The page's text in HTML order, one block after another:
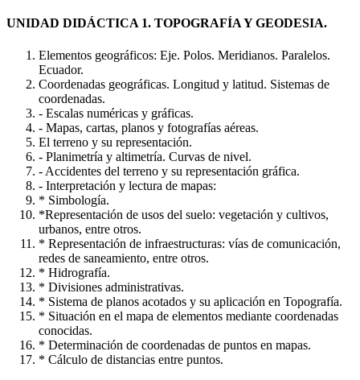
UNIDAD DIDÁCTICA 1. TOPOGRAFÍA Y GEODESIA.
Elementos geográficos: Eje. Polos. Meridianos. Paralelos.
Ecuador.
Coordenadas geográficas. Longitud y latitud. Sistemas de
coordenadas.
- Escalas numéricas y gráficas.
- Mapas, cartas, planos y fotografías aéreas.
El terreno y su representación.
- Planimetría y altimetría. Curvas de nivel.
- Accidentes del terreno y su representación gráfica.
- Interpretación y lectura de mapas:
* Simbología.
*Representación de usos del suelo: vegetación y cultivos,
urbanos, entre otros.
* Representación de infraestructuras: vías de comunicación,
redes de saneamiento, entre otros.
* Hidrografía.
* Divisiones administrativas.
* Sistema de planos acotados y su aplicación en Topografía.
* Situación en el mapa de elementos mediante coordenadas
conocidas.
* Determinación de coordenadas de puntos en mapas.
* Cálculo de distancias entre puntos.